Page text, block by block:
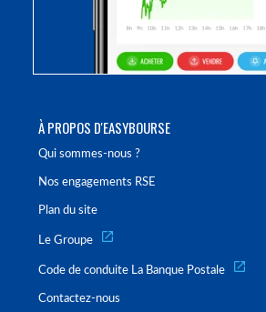
À PROPOS D'EASYBOURSE
Qui sommes-nous ?
Nos engagements RSE
Plan du site
Le Groupe
Code de conduite La Banque Postale
Contactez-nous